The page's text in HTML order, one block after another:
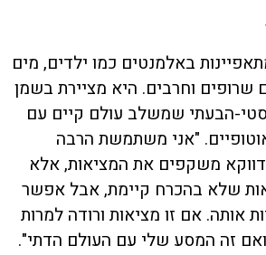
באלמנטים כמו ילדים, מים
וחרבים. היא מציירת בשמן
הבעתי שמשלב עולם קיים עם
"אני משתמשת הרבה
משקפים את המציאות, אלא
שלא בהכרח קיימת, אבל אפשר
אותה. אם זו מציאות ורודה למרות
זה המסע שלי עם העולם הדתי".